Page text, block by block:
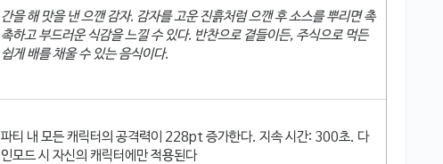
간을 해 맛을 낸 으깬 감자. 감자를 고운 진흙처럼 으깬 후 소스를 뿌리면 촉
촉하고 부드러운 식감을 느낄 수 있다. 반찬으로 곁들이든, 주식으로 먹든
쉽게 배를 채울 수 있는 음식이다.
파티 내 모든 캐릭터의 공격력이 228pt 증가한다. 지속 시간: 300초. 다
인모드 시 자신의 캐릭터에만 적용된다